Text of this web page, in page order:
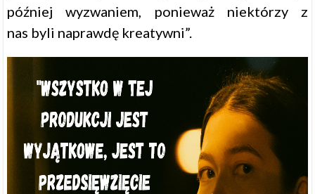
później wyzwaniem, ponieważ niektórzy z
nas byli naprawdę kreatywni”.